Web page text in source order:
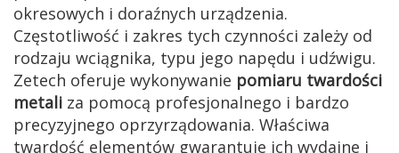
okresowych i doraźnych urządzenia.
Częstotliwość i zakres tych czynności zależy od
rodzaju wciągnika, typu jego napędu i udźwigu.
Zetech oferuje wykonywanie pomiaru twardości
metali za pomocą profesjonalnego i bardzo
precyzyjnego oprzyrządowania. Właściwa
twardość elementów gwarantuje ich wydajne i